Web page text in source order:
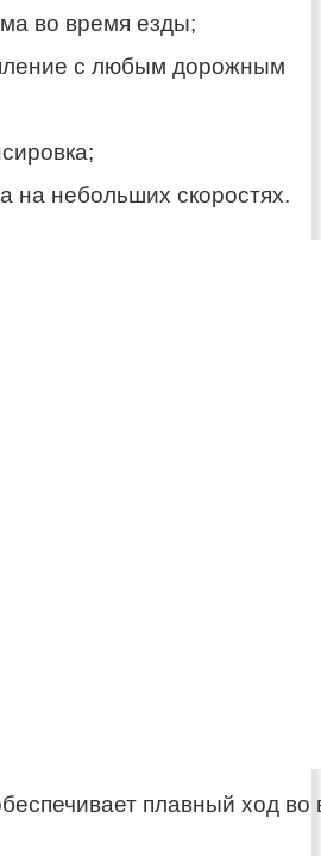
во время езды;
с любым дорожным
на небольших скоростях.
плавный ход